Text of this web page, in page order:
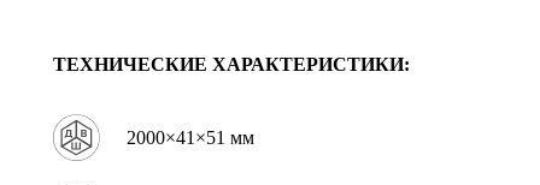
ТЕХНИЧЕСКИЕ ХАРАКТЕРИСТИКИ:
2000×41×51 мм